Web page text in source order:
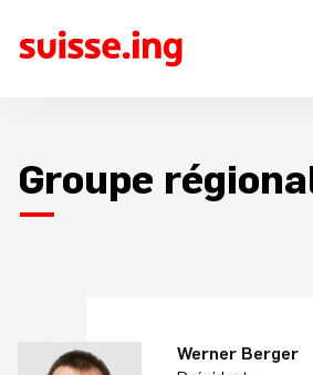
Groupe
Werner Berger